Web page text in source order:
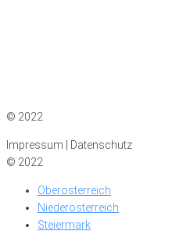
© 2022
Impressum | Datenschutz
© 2022
Oberösterreich
Niederösterreich
Steiermark